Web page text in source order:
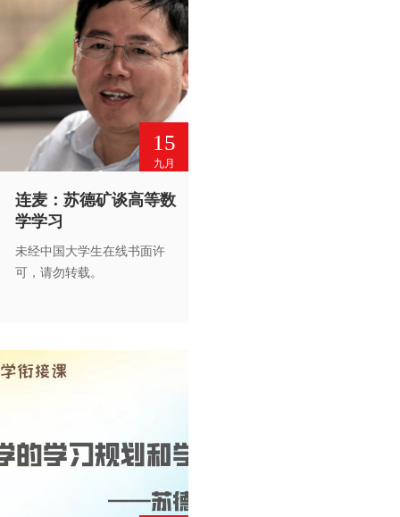
15
九月
连麦：苏德矿谈高等数
学学习
未经中国大学生在线书面许
可，请勿转载。